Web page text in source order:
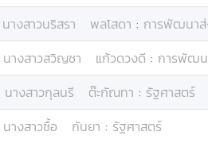
นางสาวนริสรา พลโสดา : การพัฒนาส่
นางสาวสวิญชา แก้วดวงดี : การพัฒน
นางสาวกุลนรี ต๊ะกัณทา : รัฐศาสตร์
นางสาวซื้อ กันยา : รัฐศาสตร์